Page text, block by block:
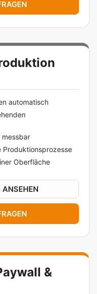
automatisch
Produktionsprozesse
Oberfläche
&